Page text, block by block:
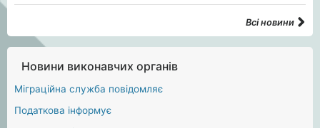
Всі новини
Новини виконавчих органів
Міграційна служба повідомляє
Податкова інформує